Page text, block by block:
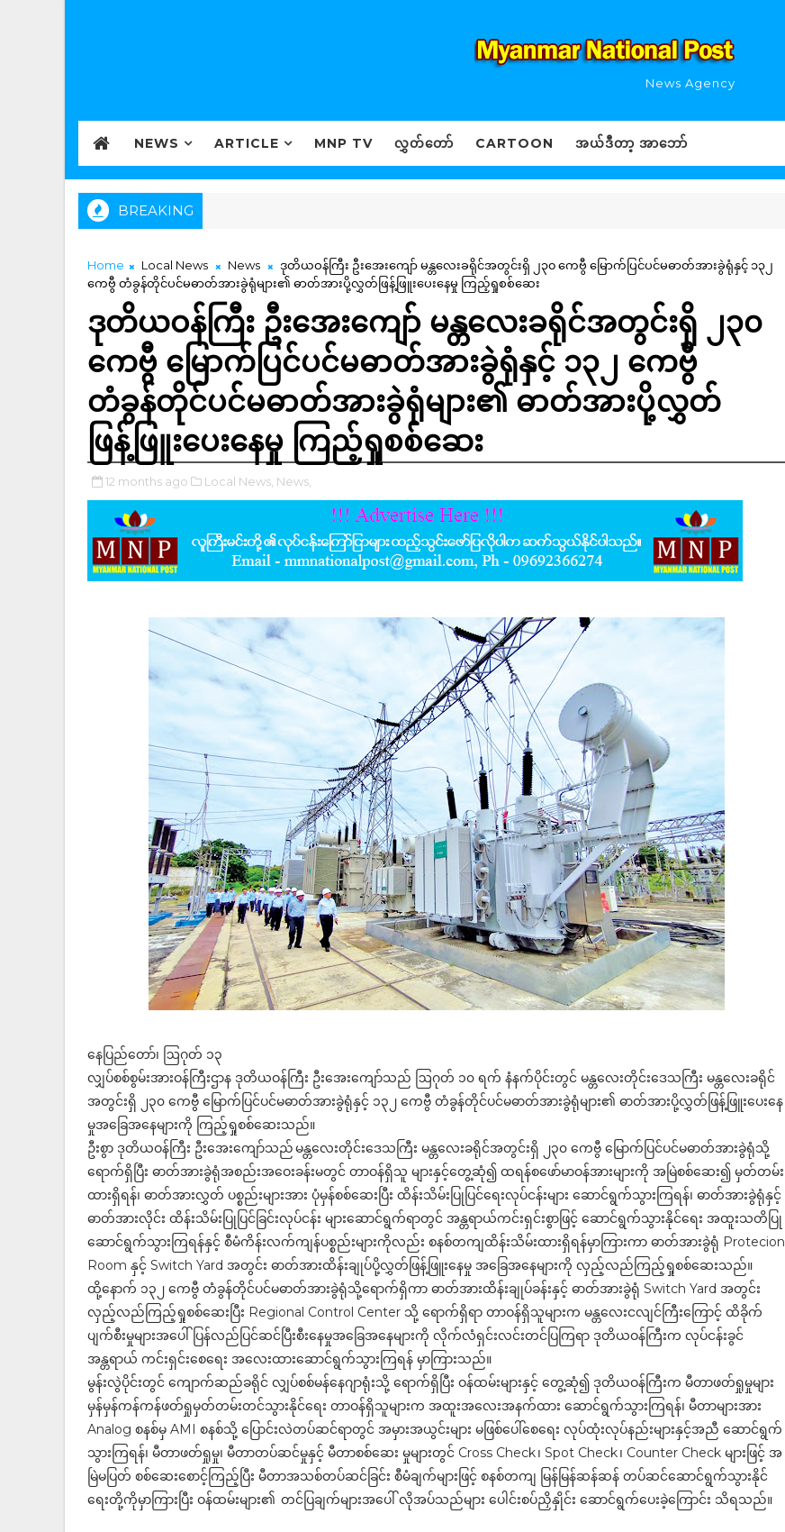
News Agency
NEWS ARTICLE MNP TV လွှတ်တော် CARTOON အယ်ဒီတာ့ အာဘော်
BREAKING
Home Local News News
ဒုတိယဝန်ကြီး ဦးအေးကျော် မန္တလေးခရိုင်အတွင်းရှိ ၂၃၀ ကေဗွီ မြောက်ပြင်ပင်မဓာတ်အားခွဲရုံနှင့် ၁၃၂
ကေဗွီ တံခွန်တိုင်ပင်မဓာတ်အားခွဲရုံများ၏ ဓာတ်အားပို့လွှတ်ဖြန့်ဖြူးပေးနေမှု ကြည့်ရှုစစ်ဆေး
ဒုတိယဝန်ကြီး ဦးအေးကျော် မန္တလေးခရိုင်အတွင်းရှိ ၂၃၀
ကေဗွီ မြောက်ပြင်ပင်မဓာတ်အားခွဲရုံနှင့် ၁၃၂ ကေဗွီ
တံခွန်တိုင်ပင်မဓာတ်အားခွဲရုံများ၏ ဓာတ်အားပို့လွှတ်
ဖြန့်ဖြူးပေးနေမှု ကြည့်ရှုစစ်ဆေး
12 months ago Local News, News,
နေပြည်တော်၊ ဩဂုတ် ၁၃
လျှပ်စစ်စွမ်းအားဝန်ကြီးဌာန ဒုတိယဝန်ကြီး ဦးအေးကျော်သည် ဩဂုတ် ၁၀ ရက် နံနက်ပိုင်းတွင် မန္တလေးတိုင်းဒေသကြီး မန္တလေးခရိုင်
အတွင်းရှိ ၂၃၀ ကေဗွီ မြောက်ပြင်ပင်မဓာတ်အားခွဲရုံနှင့် ၁၃၂ ကေဗွီ တံခွန်တိုင်ပင်မဓာတ်အားခွဲရုံများ၏ ဓာတ်အားပို့လွှတ်ဖြန့်ဖြူးပေးနေ
မှုအခြေအနေများကို ကြည့်ရှုစစ်ဆေးသည်။
ဦးစွာ ဒုတိယဝန်ကြီး ဦးအေးကျော်သည် မန္တလေးတိုင်းဒေသကြီး မန္တလေးခရိုင်အတွင်းရှိ ၂၃၀ ကေဗွီ မြောက်ပြင်ပင်မဓာတ်အားခွဲရုံသို့
ရောက်ရှိပြီး ဓာတ်အားခွဲရုံအစည်းအဝေးခန်းမတွင် တာဝန်ရှိသူ များနှင့်တွေ့ဆုံ၍ ထရန်စဖော်မာဝန်အားများကို အမြဲစစ်ဆေး၍ မှတ်တမ်း
ထားရှိရန်၊ ဓာတ်အားလွှတ် ပစ္စည်းများအား ပုံမှန်စစ်ဆေးပြီး ထိန်းသိမ်းပြုပြင်ရေးလုပ်ငန်းများ ဆောင်ရွက်သွားကြရန်၊ ဓာတ်အားခွဲရုံနှင့်
ဓာတ်အားလိုင်း ထိန်းသိမ်းပြုပြင်ခြင်းလုပ်ငန်း များဆောင်ရွက်ရာတွင် အန္တရာယ်ကင်းရှင်းစွာဖြင့် ဆောင်ရွက်သွားနိုင်ရေး အထူးသတိပြု
ဆောင်ရွက်သွားကြရန်နှင့် စီမံကိန်းလက်ကျန်ပစ္စည်းများကိုလည်း စနစ်တကျထိန်းသိမ်းထားရှိရန်မှာကြားကာ ဓာတ်အားခွဲရုံ Protecion
Room နှင့် Switch Yard အတွင်း ဓာတ်အားထိန်းချုပ်ပို့လွှတ်ဖြန့်ဖြူးနေမှု အခြေအနေများကို လှည့်လည်ကြည့်ရှုစစ်ဆေးသည်။
ထို့နောက် ၁၃၂ ကေဗွီ တံခွန်တိုင်ပင်မဓာတ်အားခွဲရုံသို့ရောက်ရှိကာ ဓာတ်အားထိန်းချုပ်ခန်းနှင့် ဓာတ်အားခွဲရုံ Switch Yard အတွင်း
လှည့်လည်ကြည့်ရှုစစ်ဆေးပြီး Regional Control Center သို့ ရောက်ရှိရာ တာဝန်ရှိသူများက မန္တလေးငလျင်ကြီးကြောင့် ထိခိုက်
ပျက်စီးမှုများအပေါ် ပြန်လည်ပြင်ဆင်ပြီးစီးနေမှုအခြေအနေများကို လိုက်လံရှင်းလင်းတင်ပြကြရာ ဒုတိယဝန်ကြီးက လုပ်ငန်းခွင်
အန္တရာယ် ကင်းရှင်းစေရေး အလေးထားဆောင်ရွက်သွားကြရန် မှာကြားသည်။
မွန်းလွဲပိုင်းတွင် ကျောက်ဆည်ခရိုင် လျှပ်စစ်မန်နေဂျာရုံးသို့ ရောက်ရှိပြီး ဝန်ထမ်းများနှင့် တွေ့ဆုံ၍ ဒုတိယဝန်ကြီးက မီတာဖတ်ရှုမှုများ
မှန်မှန်ကန်ကန်ဖတ်ရှုမှတ်တမ်းတင်သွားနိုင်ရေး တာဝန်ရှိသူများက အထူးအလေးအနက်ထား ဆောင်ရွက်သွားကြရန်၊ မီတာများအား
Analog စနစ်မှ AMI စနစ်သို့ ပြောင်းလဲတပ်ဆင်ရာတွင် အမှားအယွင်းများ မဖြစ်ပေါ်စေရေး လုပ်ထုံးလုပ်နည်းများနှင့်အညီ ဆောင်ရွက်
သွားကြရန်၊ မီတာဖတ်ရှုမှု၊ မီတာတပ်ဆင်မှုနှင့် မီတာစစ်ဆေး မှုများတွင် Cross Check ၊ Spot Check ၊ Counter Check များဖြင့် အ
မြဲမပြတ် စစ်ဆေးစောင့်ကြည့်ပြီး မီတာအသစ်တပ်ဆင်ခြင်း စီမံချက်များဖြင့် စနစ်တကျ မြန်မြန်ဆန်ဆန် တပ်ဆင်ဆောင်ရွက်သွားနိုင်
ရေးတို့ကိုမှာကြားပြီး ဝန်ထမ်းများ၏ တင်ပြချက်များအပေါ် လိုအပ်သည်များ ပေါင်းစပ်ညှိနှိုင်း ဆောင်ရွက်ပေးခဲ့ကြောင်း သိရသည်။